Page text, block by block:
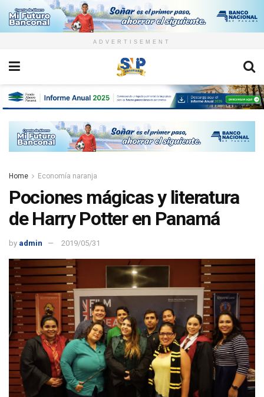
ADVERTISEMENT
Home Economía naranja
Pociones mágicas y literatura
de Harry Potter en Panamá
by admin 2019/05/31